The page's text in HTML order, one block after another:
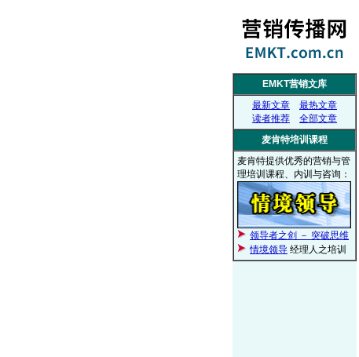
EMKT营销文库
最新文章
最热文章
读者推荐
全部文章
麦肯特培训课程
麦肯特提供优秀的营销与管
理培训课程、内训与咨询：
领导者之剑 － 突破思维
情境领导 经理人之培训